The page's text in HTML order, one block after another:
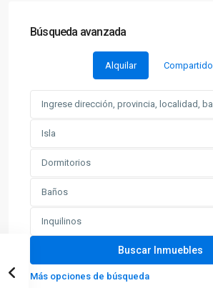
Búsqueda avanzada
Alquilar Compartido
Isla
Dormitorios
Baños
Inquilinos
Más opciones de búsqueda